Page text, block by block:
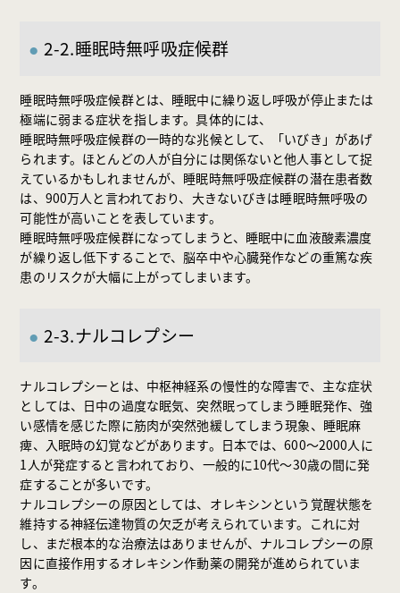
2-2.睡眠時無呼吸症候群
睡眠時無呼吸症候群とは、睡眠中に繰り返し呼吸が停止または
極端に弱まる症状を指します。具体的には、
睡眠時無呼吸症候群の一時的な兆候として、「いびき」があげ
られます。ほとんどの人が自分には関係ないと他人事として捉
えているかもしれませんが、睡眠時無呼吸症候群の潜在患者数
は、900万人と言われており、大きないびきは睡眠時無呼吸の
可能性が高いことを表しています。
睡眠時無呼吸症候群になってしまうと、睡眠中に血液酸素濃度
が繰り返し低下することで、脳卒中や心臓発作などの重篤な疾
患のリスクが大幅に上がってしまいます。
2-3.ナルコレプシー
ナルコレプシーとは、中枢神経系の慢性的な障害で、主な症状
としては、日中の過度な眠気、突然眠ってしまう睡眠発作、強
い感情を感じた際に筋肉が突然弛緩してしまう現象、睡眠麻
痺、入眠時の幻覚などがあります。日本では、600〜2000人に
1人が発症すると言われており、一般的に10代〜30歳の間に発
症することが多いです。
ナルコレプシーの原因としては、オレキシンという覚醒状態を
維持する神経伝達物質の欠乏が考えられています。これに対
し、まだ根本的な治療法はありませんが、ナルコレプシーの原
因に直接作用するオレキシン作動薬の開発が進められていま
す。